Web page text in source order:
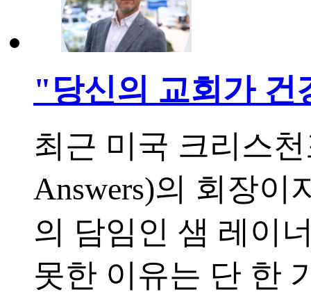
"당신의 교회가 건
최근 미국 크리스
Answers)의 회장
의 담임인 샘 레이
못한 이유는 단 한